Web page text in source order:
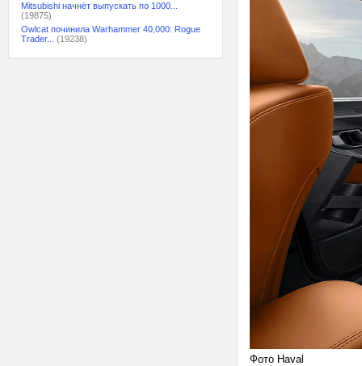
Mitsubishi начнёт выпускать по 1000...
(19875)
Owlcat починила Warhammer 40,000: Rogue
Trader...
(19238)
Фото Haval